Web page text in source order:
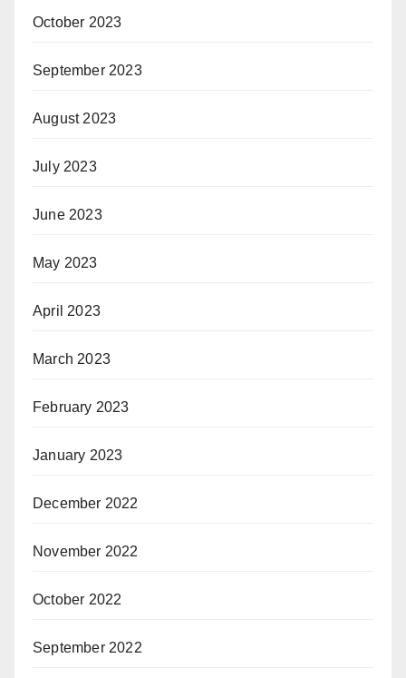
October 2023
September 2023
August 2023
July 2023
June 2023
May 2023
April 2023
March 2023
February 2023
January 2023
December 2022
November 2022
October 2022
September 2022